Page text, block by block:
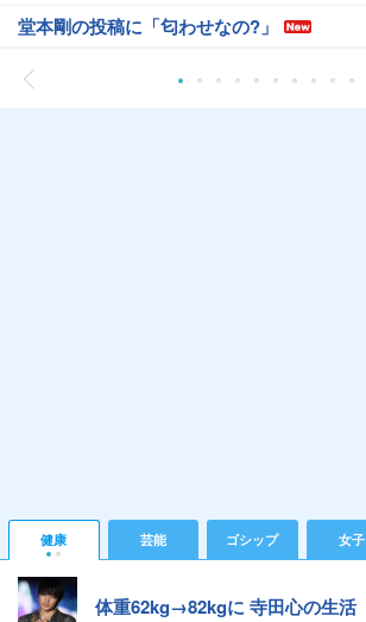
堂本剛の投稿に「匂わせなの?」
健康 芸能 ゴシップ 女子
体重62kg→82kgに 寺田心の生活